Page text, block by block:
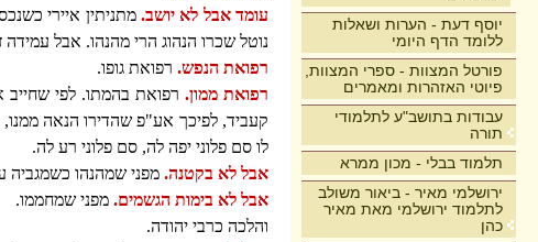
יוסף דעת - הערות ושאלות
ללומד הדף היומי
פורטל המצוות - ספרי המצוות,
פיוטי האזהרות ומאמרים
עבודות בתושב"ע לתלמודי
תורה
תלמוד בבלי - מכון ממרא
ירושלמי מאיר - ביאור משולב
לתלמוד ירושלמי מאת מאיר
כהן
עומד אבל לא יושב. מתניתין איירי
נוטל שכרו הנהוג הרי מהנהו. אבל עמידה
רפואת הנפש. רפואת גופו.
רפואת ממון. רפואת בהמתו. לפי
קעביד, לפיכך אע"פ שהדירו הנאה ממנו,
לו סם פלוני יפה לה, סם פלוני רע לה.
אבל לא בקטנה. מפני שמהנהו כשמגביה
אבל לא בימות הגשמים. מפני שמחממו.
והלכה כרבי יהודה.